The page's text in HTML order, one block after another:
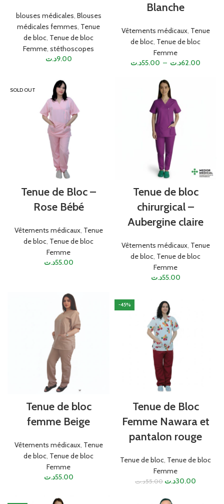
blouses médicales, Blouses
médicales femmes, Tenue
de bloc, Tenue de bloc
Femme, stéthoscopes
9.00د.ت
Blanche
Vêtements médicaux, Tenue
de bloc, Tenue de bloc
Femme
55.00د.ت – 62.00د.ت
SOLD OUT
Tenue de Bloc –
Rose Bébé
Vêtements médicaux, Tenue
de bloc, Tenue de bloc
Femme
55.00د.ت
Tenue de bloc
chirurgical –
Aubergine claire
Vêtements médicaux, Tenue
de bloc, Tenue de bloc
Femme
55.00د.ت
Tenue de bloc
femme Beige
Vêtements médicaux, Tenue
de bloc, Tenue de bloc
Femme
55.00د.ت
-45%
Tenue de Bloc
Femme Nawara et
pantalon rouge
Tenue de bloc, Tenue de bloc
Femme
55.00د.ت 30.00د.ت